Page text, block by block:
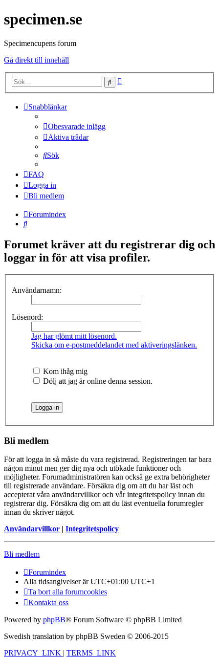
specimen.se
Specimencupens forum
Gå direkt till innehåll
Sök
Snabblänkar
Obesvarade inlägg
Aktiva trådar
Sök
FAQ
Logga in
Bli medlem
Forumindex
Sök
Forumet kräver att du registrerar dig och
loggar in för att visa profiler.
Användarnamn:
Lösenord:
Jag har glömt mitt lösenord.
Skicka om e-postmeddelandet med aktiveringslänken.
Kom ihåg mig
Dölj att jag är online denna session.
Bli medlem
För att logga in så måste du vara registrerad. Registreringen tar bara
någon minut men ger dig nya och utökade funktioner och
möjligheter. Forumadministratören kan också ge extra behörigheter
till registrerade användare. Försäkra dig om att du har läst och
accepterat våra användarvillkor och vår integritetspolicy innan du
registrerar dig. Försäkra dig om att du läst eventuella forumregler
innan du skriver något.
Användarvillkor | Integritetspolicy
Bli medlem
Forumindex
Alla tidsangivelser är UTC+01:00 UTC+1
Ta bort alla forumcookies
Kontakta oss
Powered by phpBB® Forum Software © phpBB Limited
Swedish translation by phpBB Sweden © 2006-2015
PRIVACY_LINK | TERMS_LINK